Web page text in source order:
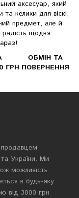
аксесуар, який
келихи для віскі,
предмет, але й
щодня.
ГРН
ОБМІН ТА
ПОВЕРНЕННЯ
продавцем
України. Ми
можливість
в будь-яку
від 3000 грн